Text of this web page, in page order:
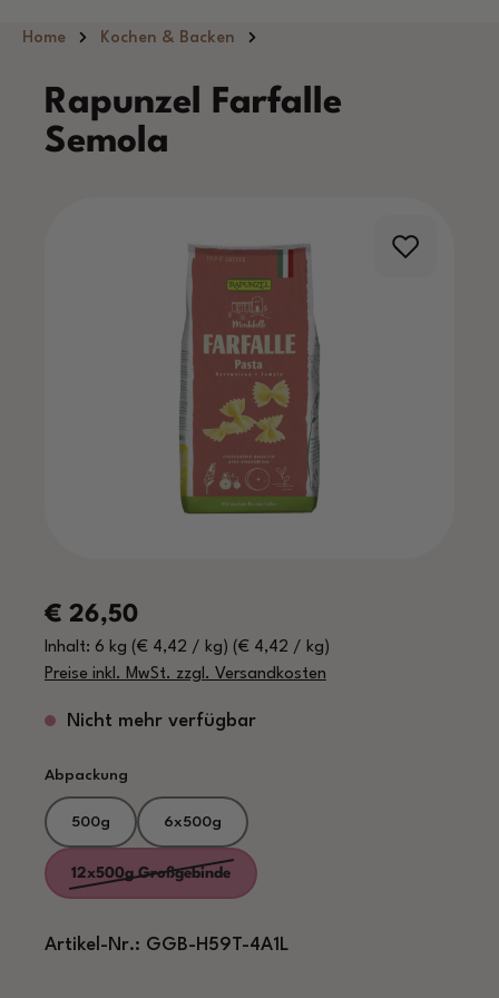
Hauptinhalt springen
Home Kochen & Backen
Rapunzel Farfalle
Semola
Regulärer Preis:
€ 26,50
Inhalt: 6 kg (€ 4,42 / kg) (€ 4,42 / kg)
Preise inkl. MwSt. zzgl. Versandkosten
Nicht mehr verfügbar
Abpackung
500g 6x500g
12x500g Großgebinde
(Diese Option ist zurzeit nicht verfügbar.)
Artikel-Nr.: GGB-H59T-4A1L